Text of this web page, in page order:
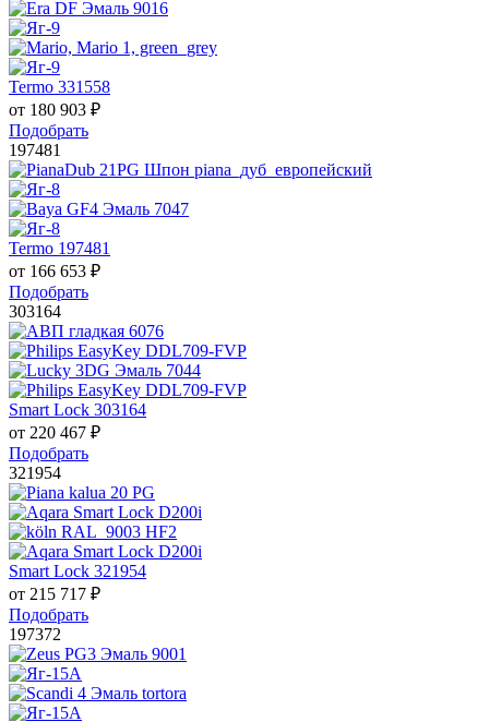
Termo 331558
от 180 903 ₽
Подобрать
197481
Termo 197481
от 166 653 ₽
Подобрать
303164
Smart Lock 303164
от 220 467 ₽
Подобрать
321954
Smart Lock 321954
от 215 717 ₽
Подобрать
197372